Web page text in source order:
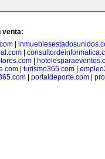
venta:
|
| turismo365.com|
| portaldeporte.com|